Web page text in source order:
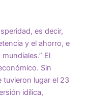
es decir,
y el ahorro, e
El
Sin
lugar el 23
idílica,